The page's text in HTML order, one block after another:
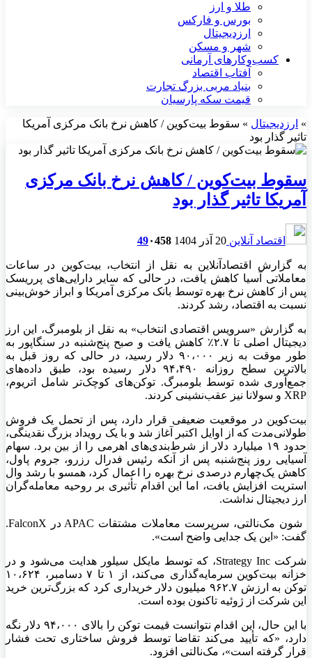
طلا و ارز
بورس و فارکس
ارزدیجیتال
شهر و مسکن
کسب‌وکارهای آرمانی
آفتاب اقتصاد
بنیاد مربی بزرگ تجارت
قیمت سکه پارسیان
» ارزدیجیتال » سقوط بیت‌کوین / کاهش نرخ بانک مرکزی آمریکا
تاثیر گذار بود
سقوط بیت‌کوین / کاهش نرخ بانک مرکزی
آمریکا تاثیر گذار بود
اقتصاد آنلاین 20 آذر 1404 49۰458
به گزارش اقتصادآنلاین به نقل از انتخاب، بیت‌کوین در ساعات
معاملاتی آسیا کاهش یافت، در حالی که سایر دارایی‌های پرریسک
پس از کاهش نرخ بهره توسط بانک مرکزی آمریکا و ابراز خوش‌بینی
نسبت به اقتصاد، رشد کردند.
به گزارش «سرویس اقتصادی انتخاب» به نقل از بلومبرگ، این ارز
دیجیتال اصلی تا ۲.۷٪ کاهش یافت و صبح پنج‌شنبه در سنگاپور به
طور موقت به زیر ۹۰،۰۰۰ دلار رسید، در حالی که روز قبل به
بالاترین سطح روزانه ۹۴،۴۹۰ دلار رسیده بود، طبق داده‌های
جمع‌آوری شده توسط بلومبرگ. توکن‌های کوچک‌تر شامل اتریوم،
XRP و سولانا نیز عقب‌نشینی کردند.
بیت‌کوین در موقعیت ضعیفی قرار دارد، پس از تحمل یک فروش
طولانی‌مدت که از اوایل اکتبر آغاز شد و با یک رویداد بزرگ نقدینگی،
حدود ۱۹ میلیارد دلار از شرط‌بندی‌های اهرمی را از بین برد. سهام
آسیایی روز پنج‌شنبه پس از آنکه رئیس فدرال رزرو، جروم پاول،
کاهش یک‌چهارم درصدی نرخ بهره را اعمال کرد، همسو با رشد وال
استریت افزایش یافت، اما این اقدام تأثیری بر روحیه معامله‌گران
ارز دیجیتال نداشت.
شون مک‌نالتی، سرپرست معاملات مشتقات APAC در FalconX.
گفت: «این یک جدایی واضح است».
شرکت Strategy Inc، که توسط مایکل سیلور هدایت می‌شود و در
خزانه بیت‌کوین سرمایه‌گذاری می‌کند، از ۱ تا ۷ دسامبر، ۱۰،۶۲۴
توکن به ارزش ۹۶۲.۷ میلیون دلار خریداری کرد که بزرگ‌ترین خرید
این شرکت از ژوئیه تاکنون بوده است.
با این حال، این اقدام نتوانست قیمت توکن را بالای ۹۴،۰۰۰ دلار نگه
دارد، «که تأیید می‌کند تقاضا توسط فروش ساختاری تحت فشار
قرار گرفته است»، مک‌نالتی افزود.